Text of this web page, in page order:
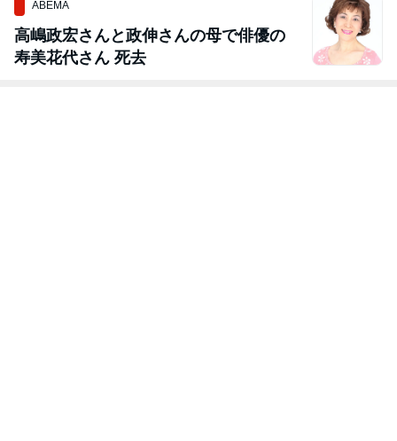
ABEMA
高嶋政宏さんと政伸さんの母で俳優の
寿美花代さん 死去